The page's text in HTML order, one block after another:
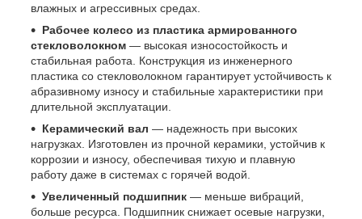
влажных и агрессивных средах.
Рабочее колесо из пластика армированного
стекловолокном — высокая износостойкость и
стабильная работа. Конструкция из инженерного
пластика со стекловолокном гарантирует устойчивость к
абразивному износу и стабильные характеристики при
длительной эксплуатации.
Керамический вал — надежность при высоких
нагрузках. Изготовлен из прочной керамики, устойчив к
коррозии и износу, обеспечивая тихую и плавную
работу даже в системах с горячей водой.
Увеличенный подшипник — меньше вибраций,
больше ресурса. Подшипник снижает осевые нагрузки,